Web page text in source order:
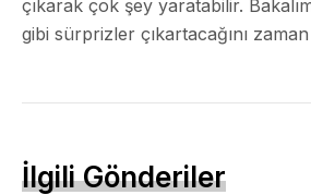
çıkarak çok şey yaratabilir.
gibi sürprizler çıkartacağını
İlgili Gönderiler